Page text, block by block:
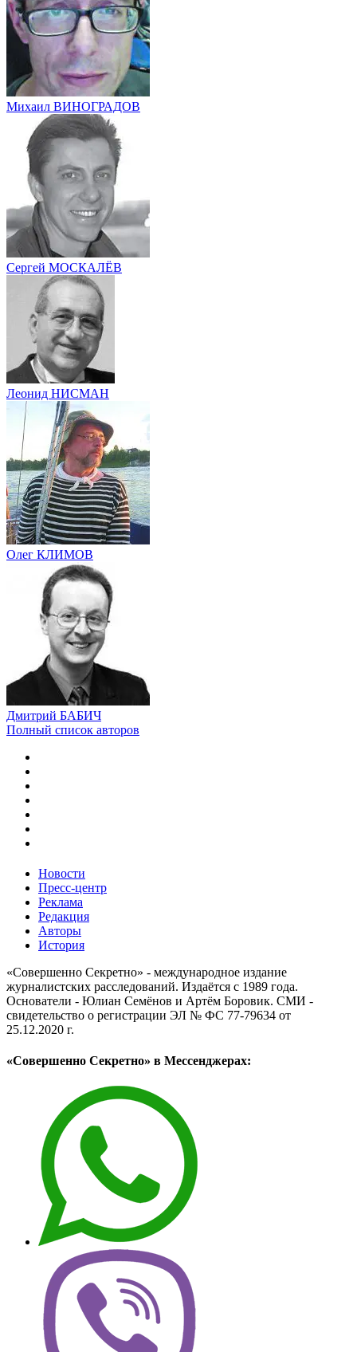
Михаил ВИНОГРАДОВ
Сергей МОСКАЛЁВ
Леонид НИСМАН
Олег КЛИМОВ
Дмитрий БАБИЧ
Полный список авторов
Новости
Пресс-центр
Реклама
Редакция
Авторы
История
«Совершенно Секретно» - международное издание
журналистских расследований. Издаётся с 1989 года.
Основатели - Юлиан Семёнов и Артём Боровик. CМИ -
свидетельство о регистрации ЭЛ № ФС 77-79634 от
25.12.2020 г.
«Совершенно Секретно» в Мессенджерах: